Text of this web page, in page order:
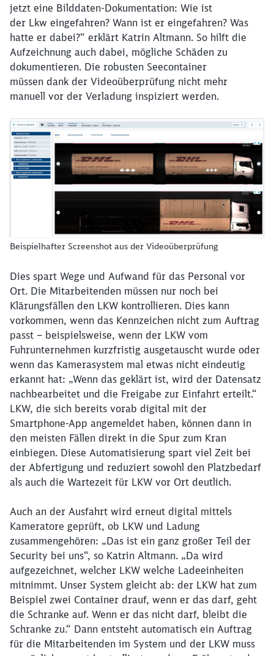
jetzt eine Bilddaten-Dokumentation: Wie ist
der Lkw eingefahren? Wann ist er eingefahren? Was
hatte er dabei?“ erklärt Katrin Altmann. So hilft die
Aufzeichnung auch dabei, mögliche Schäden zu
dokumentieren. Die robusten Seecontainer
müssen dank der Videoüberprüfung nicht mehr
manuell vor der Verladung inspiziert werden.
Beispielhafter Screenshot aus der Videoüberprüfung
Dies spart Wege und Aufwand für das Personal vor
Ort. Die Mitarbeitenden müssen nur noch bei
Klärungsfällen den LKW kontrollieren. Dies kann
vorkommen, wenn das Kennzeichen nicht zum Auftrag
passt – beispielsweise, wenn der LKW vom
Fuhrunternehmen kurzfristig ausgetauscht wurde oder
wenn das Kamerasystem mal etwas nicht eindeutig
erkannt hat: „Wenn das geklärt ist, wird der Datensatz
nachbearbeitet und die Freigabe zur Einfahrt erteilt.“
LKW, die sich bereits vorab digital mit der
Smartphone-App angemeldet haben, können dann in
den meisten Fällen direkt in die Spur zum Kran
einbiegen. Diese Automatisierung spart viel Zeit bei
der Abfertigung und reduziert sowohl den Platzbedarf
als auch die Wartezeit für LKW vor Ort deutlich.
Auch an der Ausfahrt wird erneut digital mittels
Kameratore geprüft, ob LKW und Ladung
zusammengehören: „Das ist ein ganz großer Teil der
Security bei uns“, so Katrin Altmann. „Da wird
aufgezeichnet, welcher LKW welche Ladeeinheiten
mitnimmt. Unser System gleicht ab: der LKW hat zum
Beispiel zwei Container drauf, wenn er das darf, geht
die Schranke auf. Wenn er das nicht darf, bleibt die
Schranke zu.“ Dann entsteht automatisch ein Auftrag
für die Mitarbeitenden im System und der LKW muss